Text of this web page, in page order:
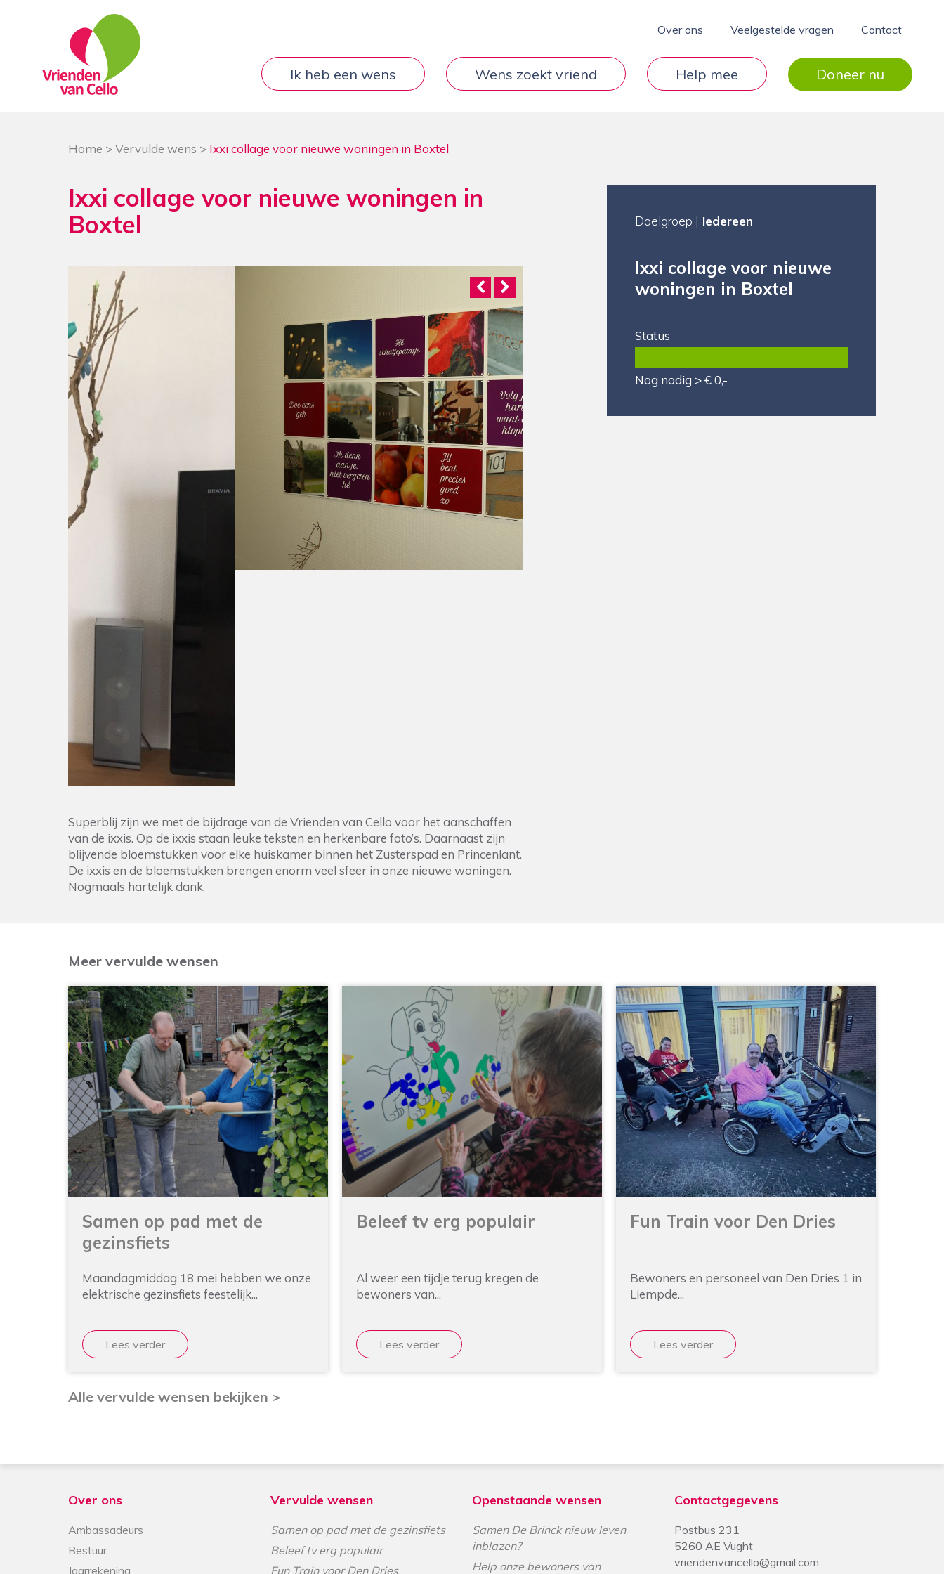
Over ons Veelgestelde vragen Contact
Ik heb een wens Wens zoekt vriend Help mee Doneer nu
Home >Vervulde wens > Ixxi collage voor nieuwe woningen in Boxtel
Ixxi collage voor nieuwe woningen in
Boxtel
van de ixxis. Op de ixxis staan leuke teksten en herkenbare foto’s. Daarnaast zijn
blijvende bloemstukken voor elke huiskamer binnen het Zusterspad en Princenlant.
Doelgroep | Iedereen
Ixxi collage voor nieuwe
woningen in Boxtel
Status
Nog nodig > € 0,-
Meer vervulde wensen
Samen op pad met de
gezinsfiets
Maandagmiddag 18 mei hebben we onze
elektrische gezinsfiets feestelijk...
Lees verder
Beleef tv erg populair
Al weer een tijdje terug kregen de
bewoners van...
Lees verder
Fun Train voor Den Dries
Bewoners en personeel van Den Dries 1 in
Liempde...
Lees verder
Alle vervulde wensen bekijken >
Over ons
Bestuur
Jaarrekening
Vrienden van Cello
Vervulde wensen
Beleef tv erg populair
Fun Train voor Den Dries
Openstaande wensen Contactgegevens
5260 AE Vught
vriendenvancello@gmail.com